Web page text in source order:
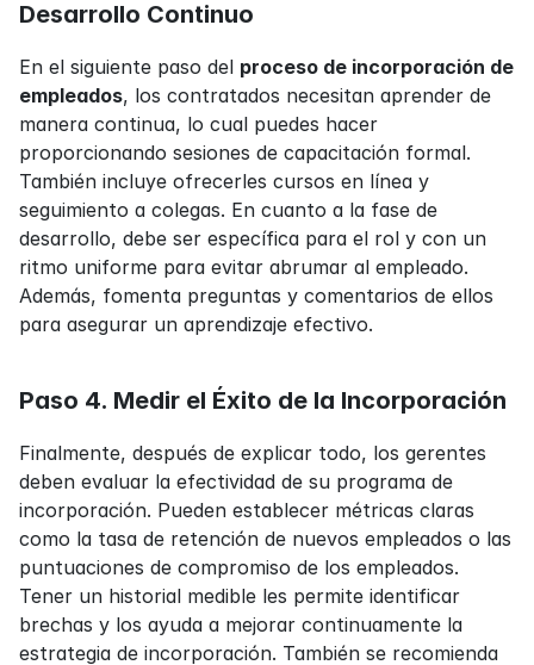
Desarrollo Continuo
En el siguiente paso del proceso de incorporación de
empleados, los contratados necesitan aprender de
manera continua, lo cual puedes hacer
proporcionando sesiones de capacitación formal.
También incluye ofrecerles cursos en línea y
seguimiento a colegas. En cuanto a la fase de
desarrollo, debe ser específica para el rol y con un
ritmo uniforme para evitar abrumar al empleado.
Además, fomenta preguntas y comentarios de ellos
para asegurar un aprendizaje efectivo.
Paso 4. Medir el Éxito de la Incorporación
Finalmente, después de explicar todo, los gerentes
deben evaluar la efectividad de su programa de
incorporación. Pueden establecer métricas claras
como la tasa de retención de nuevos empleados o las
puntuaciones de compromiso de los empleados.
Tener un historial medible les permite identificar
brechas y los ayuda a mejorar continuamente la
estrategia de incorporación. También se recomienda